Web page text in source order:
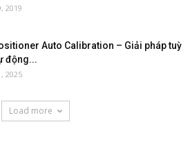
2019
Auto Calibration – Giải pháp tuỳ
động...
2025
Load more